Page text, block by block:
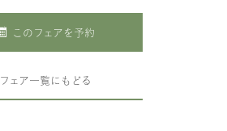
このフェアを予約
フェア一覧にもどる